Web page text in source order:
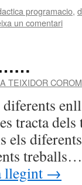
programacio,
un comentari
TEIXIDOR
tracta dels
els
llegint →